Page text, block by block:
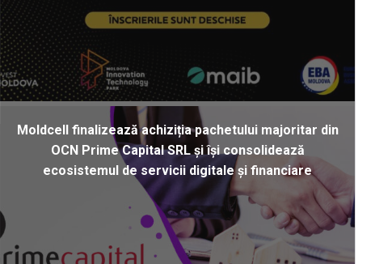
Moldcell finalizează achiziția pachetului majoritar din
OCN Prime Capital SRL și își consolidează
ecosistemul de servicii digitale și financiare